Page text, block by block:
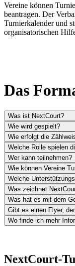
Vereine können
beantragen. Der
Turnierkalender und
organisatorischen
Das
Was ist NextCourt?
Wie wird gespielt?
Wie erfolgt die
Welche Rolle spielen
Wer kann teilnehmen?
Wie können Vereine
Welche
Was zeichnet
Was hat es mit dem
Gibt es einen Flyer,
Wo finde ich mehr
NextCourt-